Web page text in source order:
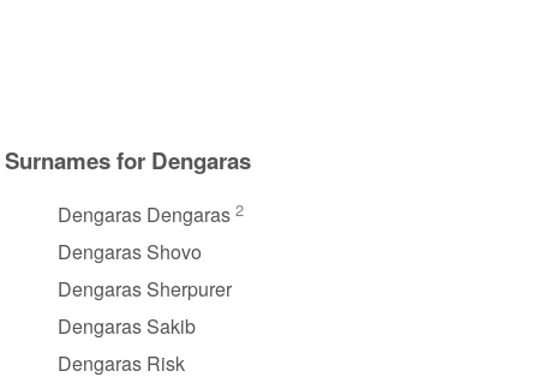
Surnames for Dengaras
Dengaras Dengaras 2
Dengaras Shovo
Dengaras Sherpurer
Dengaras Sakib
Dengaras Risk